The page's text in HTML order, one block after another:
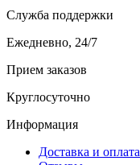
Служба поддержки
Ежедневно, 24/7
Прием заказов
Круглосуточно
Информация
Доставка и оплата